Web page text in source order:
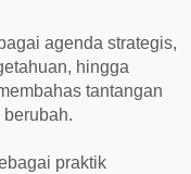
agenda strategis,
hingga
tantangan
praktik